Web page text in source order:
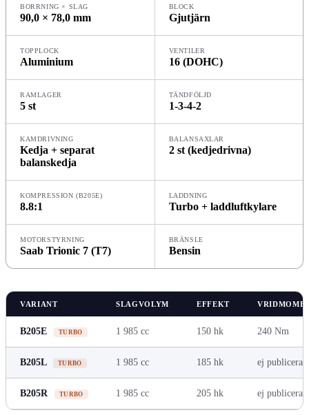
BORRNING × SLAG
90,0 × 78,0 mm
BLOCK
Gjutjärn
TOPPLOCK
Aluminium
VENTILER
16 (DOHC)
RAMLAGER
5 st
TÄNDFÖLJD
1-3-4-2
KAMDRIVNING
Kedja + separat
balanskedja
BALANSAXLAR
2 st (kedjedrivna)
KOMPRESSION (B205E)
8.8:1
LADDNING
Turbo + laddluftkylare
MOTORSTYRNING
Saab Trionic 7 (T7)
BRÄNSLE
Bensin
VARIANT SLAGVOLYM EFFEKT
B205E TURBO 1 985 cc 150 hk 240 Nm
B205L TURBO 1 985 cc 185 hk ej publicerat
B205R TURBO 1 985 cc 205 hk ej publicerat